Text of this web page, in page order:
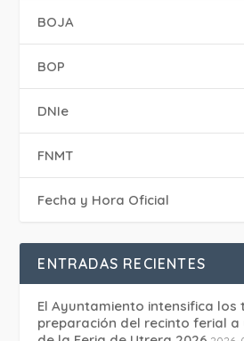
BOJA
BOP
DNIe
FNMT
Fecha y Hora Oficial
ENTRADAS RECIENTES
El Ayuntamiento intensifica los
preparación del recinto ferial a